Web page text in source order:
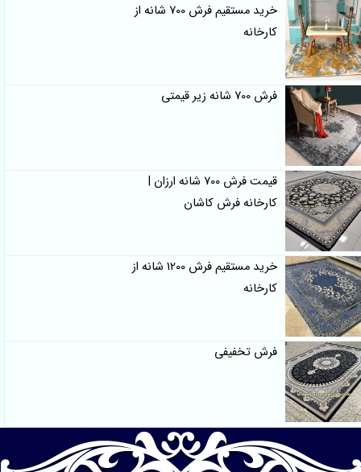
خرید مستقیم فرش 700 شانه از
کارخانه
فرش 700 شانه زیر قیمتی
قیمت فرش 700 شانه ارزان |
کارخانه فرش کاشان
خرید مستقیم فرش 1200 شانه از
کارخانه
فرش تخفیفی